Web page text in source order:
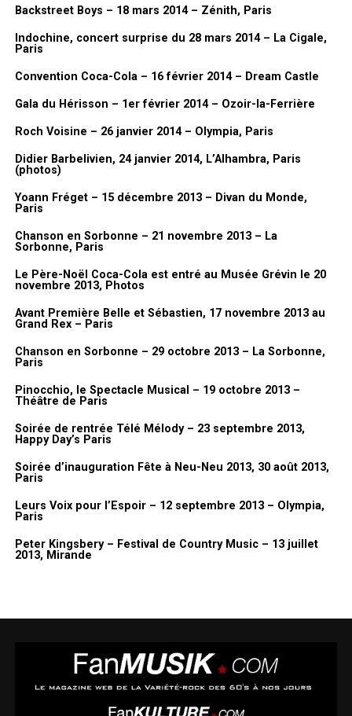
Backstreet Boys – 18 mars 2014 – Zénith, Paris
Indochine, concert surprise du 28 mars 2014 – La Cigale,
Paris
Convention Coca-Cola – 16 février 2014 – Dream Castle
Gala du Hérisson – 1er février 2014 – Ozoir-la-Ferrière
Roch Voisine – 26 janvier 2014 – Olympia, Paris
Didier Barbelivien, 24 janvier 2014, L’Alhambra, Paris
(photos)
Yoann Fréget – 15 décembre 2013 – Divan du Monde,
Paris
Chanson en Sorbonne – 21 novembre 2013 – La
Sorbonne, Paris
Le Père-Noël Coca-Cola est entré au Musée Grévin le 20
novembre 2013, Photos
Avant Première Belle et Sébastien, 17 novembre 2013 au
Grand Rex – Paris
Chanson en Sorbonne – 29 octobre 2013 – La Sorbonne,
Paris
Pinocchio, le Spectacle Musical – 19 octobre 2013 –
Théâtre de Paris
Soirée de rentrée Télé Mélody – 23 septembre 2013,
Happy Day’s Paris
Soirée d’inauguration Fête à Neu-Neu 2013, 30 août 2013,
Paris
Leurs Voix pour l’Espoir – 12 septembre 2013 – Olympia,
Paris
Peter Kingsbery – Festival de Country Music – 13 juillet
2013, Mirande